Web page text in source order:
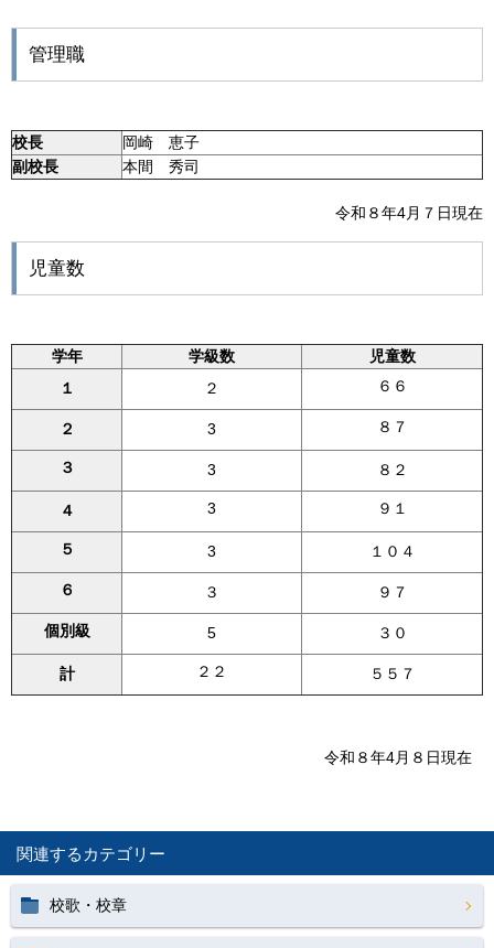
管理職
校長
岡崎 恵子
副校長
本間 秀司
令和８年4月７日現在
児童数
学年 学級数
児童数
１
２ ６６
２ 3 ８７
３ 3 ８２
４ 3 ９１
５ 3 １０４
６ ３ ９７
個別級 5 ３０
計 ２２ ５５７
令和８年4月８日現在
関連するカテゴリー
校歌・校章